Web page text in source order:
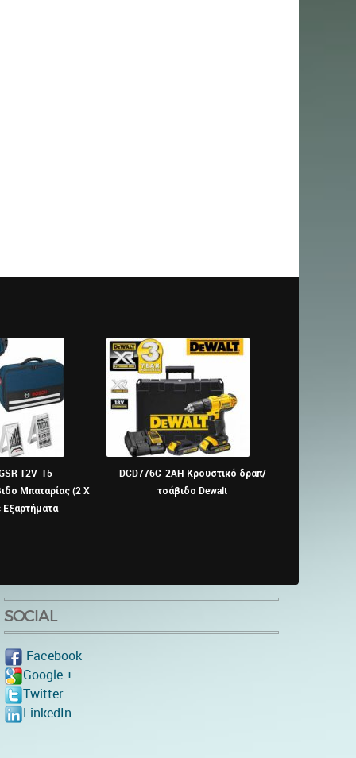
12V-15
Μπαταρίας (2 X
Εξαρτήματα
DCD776C-2AH Κρουστικό δραπ/
τσάβιδο Dewalt
SOCIAL
Facebook
Google +
Twitter
LinkedIn